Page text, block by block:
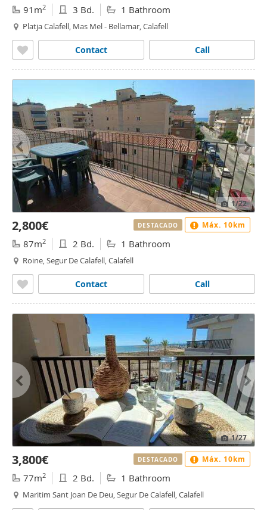
91m2 3 Bd. 1 Bathroom
Platja Calafell, Mas Mel - Bellamar, Calafell
Call
Contact
1/22
2,800€
87m2 2 Bd. 1 Bathroom
Roine, Segur De Calafell, Calafell
Call
Contact
DESTACADO Máx. 10km
1/27
3,800€
77m2 2 Bd. 1 Bathroom
Maritim Sant Joan De Deu, Segur De Calafell, Calafell
DESTACADO Máx. 10km